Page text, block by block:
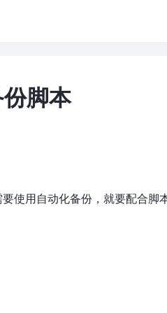
脚本
使用自动化备份，就要配合脚